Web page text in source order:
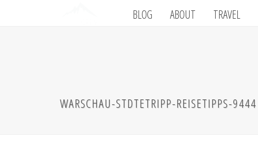
BLOG ABOUT TRAVEL
WARSCHAU-STDTETRIPP-REISETIPPS-9444